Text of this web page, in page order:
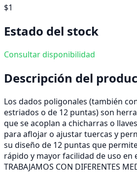
$1
Estado del stock
Consultar disponibilidad
Descripción del
Los dados poligonales (también
estriados o de 12 puntas) son
que se acoplan a chicharras o
para aflojar o ajustar tuercas y
su diseño de 12 puntas que
rápido y mayor facilidad de uso en
TRABAJAMOS CON DIFERENTES